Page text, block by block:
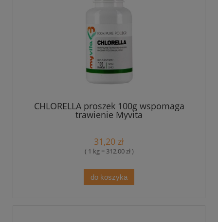
CHLORELLA proszek 100g wspomaga
trawienie Myvita
31,20 zł
( 1 kg = 312,00 zł )
do koszyka